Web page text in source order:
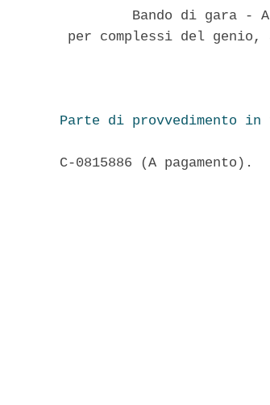
Bando di gara -
per complessi del
Parte di provvedimento in